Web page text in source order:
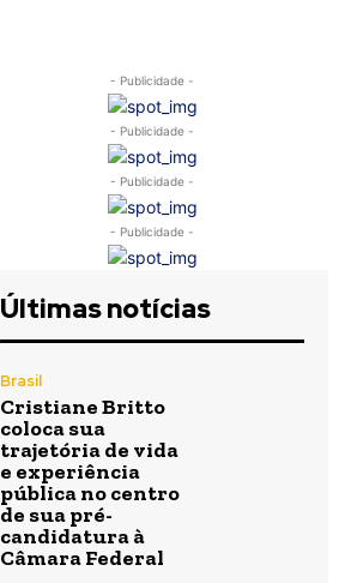
- Publicidade -
- Publicidade -
- Publicidade -
- Publicidade -
Últimas notícias
Brasil
Cristiane Britto
coloca sua
trajetória de vida
e experiência
pública no centro
de sua pré-
candidatura à
Câmara Federal